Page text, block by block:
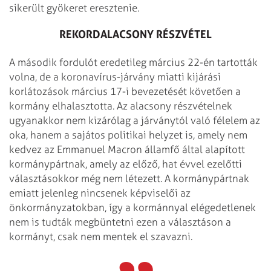
sikerült gyökeret eresztenie.
REKORDALACSONY RÉSZVÉTEL
A második fordulót eredetileg március 22-én tartották
volna, de a koronavírus-járvány miatti kijárási
korlátozások március 17-i bevezetését követően a
kormány elhalasztotta. Az alacsony részvételnek
ugyanakkor nem kizárólag a járványtól való félelem az
oka, hanem a sajátos politikai helyzet is, amely nem
kedvez az Emmanuel Macron államfő által alapított
kormánypártnak, amely az előző, hat évvel ezelőtti
választásokkor még nem létezett. A kormánypártnak
emiatt jelenleg nincsenek képviselői az
önkormányzatokban, így a kormánnyal elégedetlenek
nem is tudták megbüntetni ezen a választáson a
kormányt, csak nem mentek el szavazni.